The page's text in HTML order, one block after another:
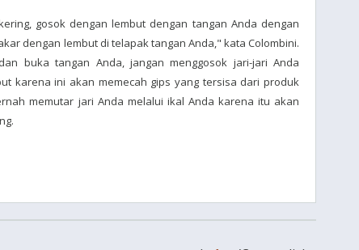
gosok dengan lembut dengan tangan Anda dengan
dengan lembut di telapak tangan Anda," kata Colombini.
buka tangan Anda, jangan menggosok jari-jari Anda
karena ini akan memecah gips yang tersisa dari produk
memutar jari Anda melalui ikal Anda karena itu akan